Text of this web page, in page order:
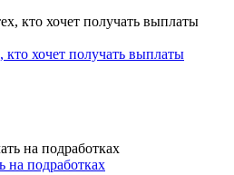
хочет получать выплаты
на подработках